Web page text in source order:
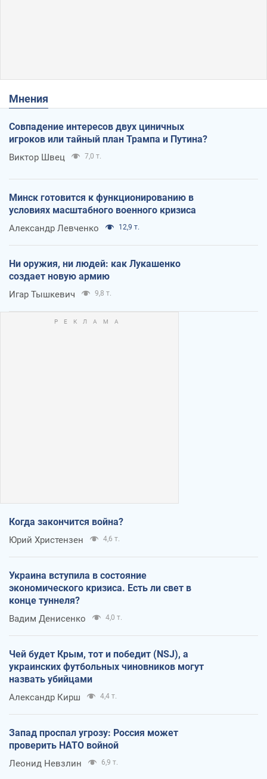
Мнения
Совпадение интересов двух циничных
игроков или тайный план Трампа и Путина?
Виктор Швец 7,0 т.
Минск готовится к функционированию в
условиях масштабного военного кризиса
Александр Левченко 12,9 т.
Ни оружия, ни людей: как Лукашенко
создает новую армию
Игар Тышкевич 9,8 т.
Когда закончится война?
Юрий Христензен 4,6 т.
Украина вступила в состояние
экономического кризиса. Есть ли свет в
конце туннеля?
Вадим Денисенко 4,0 т.
Чей будет Крым, тот и победит (NSJ), а
украинских футбольных чиновников могут
назвать убийцами
Александр Кирш 4,4 т.
Запад проспал угрозу: Россия может
проверить НАТО войной
Леонид Невзлин 6,9 т.